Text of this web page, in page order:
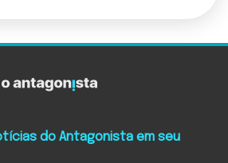
do Antagonista em seu